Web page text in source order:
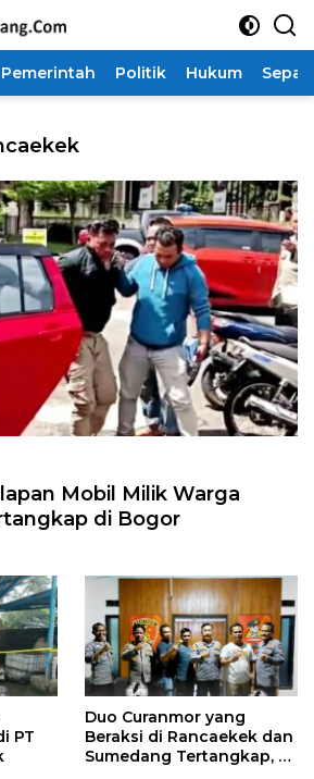
Pemerintah Politik Hukum
Mobil Milik Warga
di Bogor
PT
Duo Curanmor yang
Beraksi di Rancaekek dan
Sumedang Tertangkap, 5